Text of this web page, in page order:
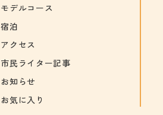
モデルコース
宿泊
アクセス
市民ライター記事
お知らせ
お気に入り